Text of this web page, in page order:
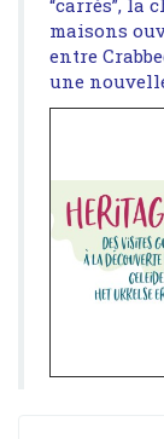
“carrés”, la
maisons
entre
une